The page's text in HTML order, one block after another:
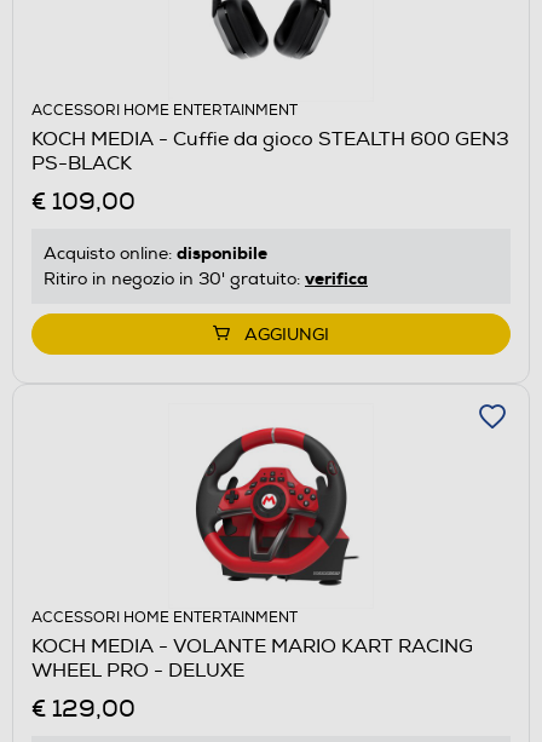
ACCESSORI HOME ENTERTAINMENT
KOCH MEDIA - Cuffie da gioco STEALTH 600 GEN3
PS-BLACK
€ 109,00
Acquisto online: disponibile
Ritiro in negozio in 30' gratuito: verifica
AGGIUNGI
ACCESSORI HOME ENTERTAINMENT
KOCH MEDIA - VOLANTE MARIO KART RACING
WHEEL PRO - DELUXE
€ 129,00